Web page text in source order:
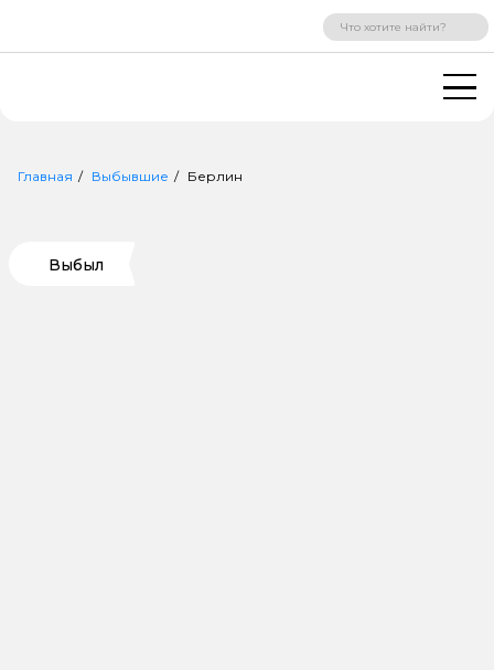
ВХОД РЕГИСТРАЦИЯ
Главная Выбывшие Берлин
Выбыл